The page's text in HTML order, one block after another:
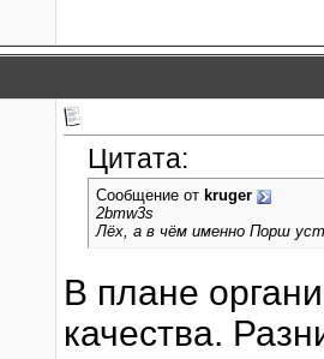
Цитата:
Сообщение от kruger
2bmw3s
Лёх, а в чём именно Порш
В плане
качества.